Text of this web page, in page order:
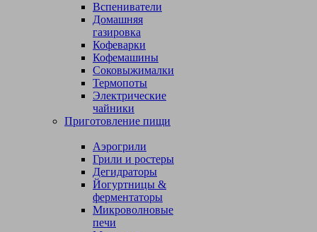
Вспениватели
Домашняя
газировка
Кофеварки
Кофемашины
Соковыжималки
Термопоты
Электрические
чайники
Приготовление пищи
Аэрогрили
Грили и ростеры
Дегидраторы
Йогуртницы &
ферментаторы
Микроволновые
печи